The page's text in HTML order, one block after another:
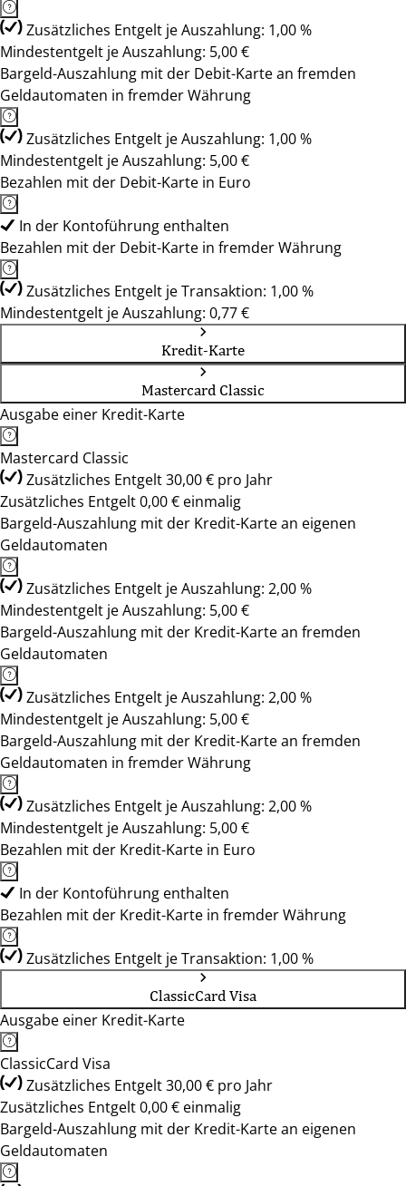
Zusätzliches Entgelt je Auszahlung: 1,00 %
Mindestentgelt je Auszahlung: 5,00 €
Bargeld-Auszahlung mit der Debit-Karte an fremden
Geldautomaten in fremder Währung
Zusätzliches Entgelt je Auszahlung: 1,00 %
Mindestentgelt je Auszahlung: 5,00 €
Bezahlen mit der Debit-Karte in Euro
In der Kontoführung enthalten
Bezahlen mit der Debit-Karte in fremder Währung
Zusätzliches Entgelt je Transaktion: 1,00 %
Mindestentgelt je Auszahlung: 0,77 €
Kredit-Karte
Mastercard Classic
Ausgabe einer Kredit-Karte
Mastercard Classic
Zusätzliches Entgelt 30,00 € pro Jahr
Zusätzliches Entgelt 0,00 € einmalig
Bargeld-Auszahlung mit der Kredit-Karte an eigenen
Geldautomaten
Zusätzliches Entgelt je Auszahlung: 2,00 %
Mindestentgelt je Auszahlung: 5,00 €
Bargeld-Auszahlung mit der Kredit-Karte an fremden
Geldautomaten
Zusätzliches Entgelt je Auszahlung: 2,00 %
Mindestentgelt je Auszahlung: 5,00 €
Bargeld-Auszahlung mit der Kredit-Karte an fremden
Geldautomaten in fremder Währung
Zusätzliches Entgelt je Auszahlung: 2,00 %
Mindestentgelt je Auszahlung: 5,00 €
Bezahlen mit der Kredit-Karte in Euro
In der Kontoführung enthalten
Bezahlen mit der Kredit-Karte in fremder Währung
Zusätzliches Entgelt je Transaktion: 1,00 %
ClassicCard Visa
Ausgabe einer Kredit-Karte
ClassicCard Visa
Zusätzliches Entgelt 30,00 € pro Jahr
Zusätzliches Entgelt 0,00 € einmalig
Bargeld-Auszahlung mit der Kredit-Karte an eigenen
Geldautomaten